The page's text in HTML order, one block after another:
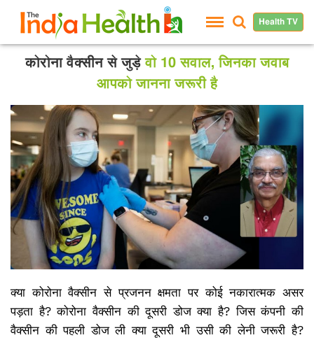
Health TV
कोरोना वैक्सीन से जुड़ेवो 10 सवाल, जिनका जवाब
आपको जानना जरूरी है
क्या कोरोना वैक्सीन से प्रजनन क्षमता पर कोई नकारात्मक असर
पड़ता है? कोरोना वैक्सीन की दूसरी डोज क्या है? जिस कंपनी की
वैक्सीन की पहली डोज ली क्या दूसरी भी उसी की लेनी जरूरी है?